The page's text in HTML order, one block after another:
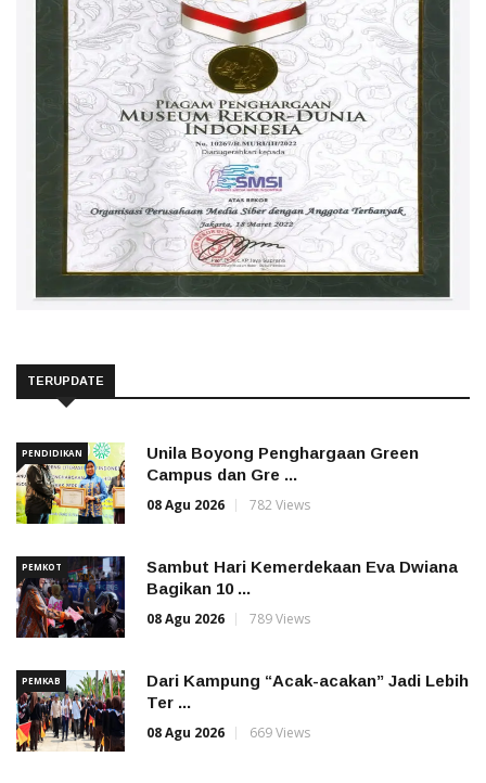
TERUPDATE
PENDIDIKAN
Unila Boyong Penghargaan Green
Campus dan Gre ...
08 Agu 2026
782 Views
PEMKOT
Sambut Hari Kemerdekaan Eva Dwiana
Bagikan 10 ...
08 Agu 2026
789 Views
PEMKAB
Dari Kampung “Acak-acakan” Jadi Lebih
Ter ...
08 Agu 2026
669 Views